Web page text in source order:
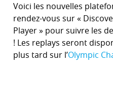
Voici les nouvelles
rendez-vous sur «
Player » pour suivre les
! Les replays seront
plus tard sur l’Olympic